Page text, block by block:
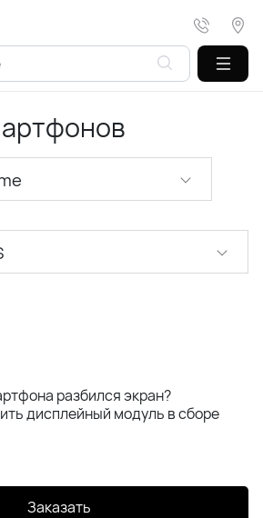
C11 (2021)
разбился экран?
дисплейный модуль в сборе
Заказать